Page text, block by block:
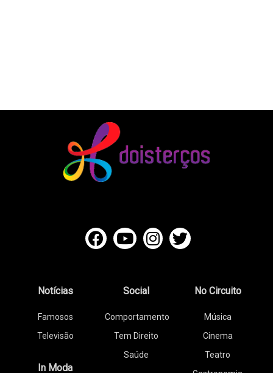
Notícias
Famosos
Televisão
In Moda
Social
Comportamento
Tem Direito
Saúde
No Circuito
Música
Cinema
Teatro